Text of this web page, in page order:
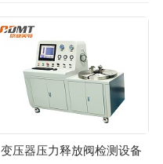
变压器压力释放阀检测设备